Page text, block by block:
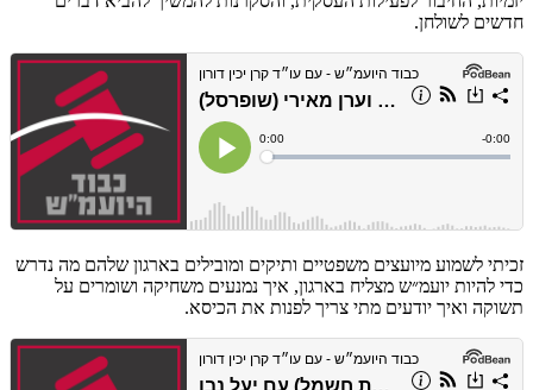
חדשים לשולחן.
זכיתי לשמוע מיועצים משפטיים ותיקים ומובילים בארגון שלהם מה נדרש
כדי להיות יועמ״ש מצליח בארגון, איך נמנעים משחיקה ושומרים על
תשוקה ואיך יודעים מתי צריך לפנות את הכיסא.